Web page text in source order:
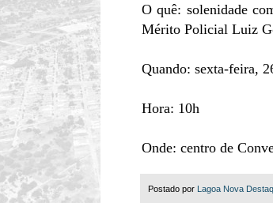
O quê: solenidade
Mérito Policial Luiz
Quando: sexta-feira,
Hora: 10h
Onde: centro de
Postado por Lagoa Nova